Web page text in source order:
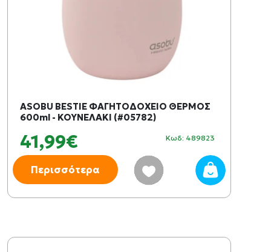
ASOBU BESTIE ΦΑΓΗΤΟΔΟΧΕΙΟ ΘΕΡΜΟΣ
600ml - ΚΟΥΝΕΛΑΚΙ (#05782)
41,99€ Κωδ: 489823
Περισσότερα